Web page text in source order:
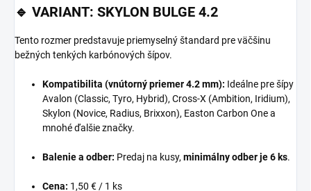
🔹 VARIANT: SKYLON BULGE 4.2
Tento rozmer predstavuje priemyselný štandard pre väčšinu
bežných tenkých karbónových šípov.
Kompatibilita (vnútorný priemer 4.2 mm): Ideálne pre šípy
Avalon (Classic, Tyro, Hybrid), Cross-X (Ambition, Iridium),
Skylon (Novice, Radius, Brixxon), Easton Carbon One a
mnohé ďalšie značky.
Balenie a odber: Predaj na kusy, minimálny odber je 6 ks.
Cena: 1,50 € / 1 ks